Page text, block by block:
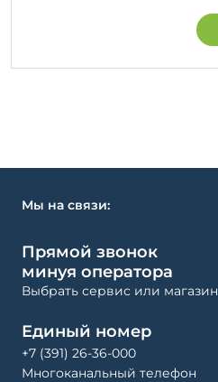
Мы на связи:
Прямой звонок
минуя оператора
Выбрать сервис или магазин
Единый номер
+7 (391) 26-36-000
Многоканальный телефон